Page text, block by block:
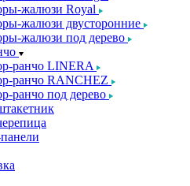
жалюзи Royal
жалюзи двусторонние
жалюзи под дерево
ранчо LINERA
ранчо RANCHEZ
ранчо под дерево